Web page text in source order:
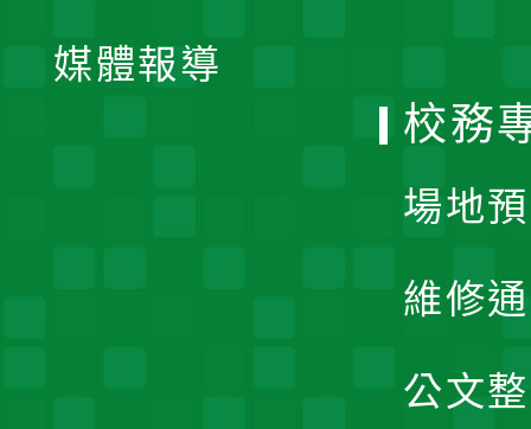
媒體報導
校務
場地
維修
公文